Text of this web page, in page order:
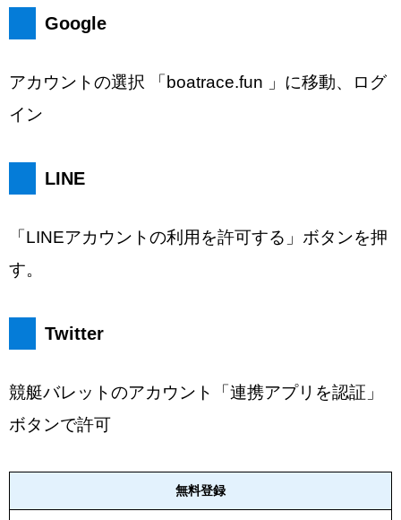
Google
アカウントの選択 「boatrace.fun 」に移動、ログ
イン
LINE
「LINEアカウントの利用を許可する」ボタンを押
す。
Twitter
競艇バレットのアカウント「連携アプリを認証」
ボタンで許可
無料登録